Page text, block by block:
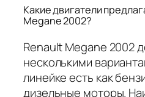
Какие двигатели
Megane 2002?
Renault Megane 2002
несколькими
линейке есть как
дизельные моторы.